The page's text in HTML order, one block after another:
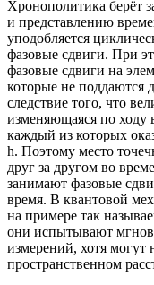
Хронополитика берёт
и представлению
уподобляется
фазовые сдвиги. При
фазовые сдвиги на
которые не поддаются
следствие того, что
изменяющаяся по ходу
каждый из которых
h. Поэтому место
друг за другом во
занимают фазовые
время. В квантовой
на примере так
они испытывают
измерений, хотя могут
пространственном